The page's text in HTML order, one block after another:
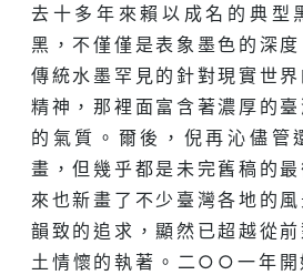
去十多年來賴以成名的典型
黑，不僅僅是表象墨色的深
傳統水墨罕見的針對現實世
精神，那裡面富含著濃厚的
的氣質。爾後，倪再沁儘管
畫，但幾乎都是未完舊稿的
來也新畫了不少臺灣各地的
韻致的追求，顯然已超越從
土情懷的執著。二○○一年開